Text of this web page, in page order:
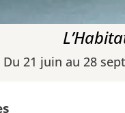
Du 21 juin au 28